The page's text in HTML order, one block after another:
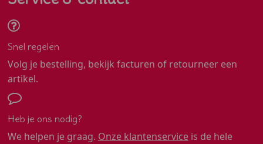
Snel regelen
Volg je bestelling, bekijk facturen of retourneer een
artikel.
Heb je ons nodig?
We helpen je graag. Onze klantenserviceis de hele